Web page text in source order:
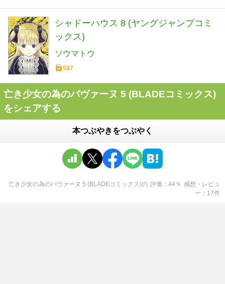
シャドーハウス 8 (ヤングジャンプコミ
ックス)
ソウマトウ
587
亡き少女の為のパヴァーヌ 5 (BLADEコミックス)
をシェアする
本つぶやきをつぶやく
亡き少女の為のパヴァーヌ 5 (BLADEコミックス)の 評価 44％ 感想・レビュ
ー
17件